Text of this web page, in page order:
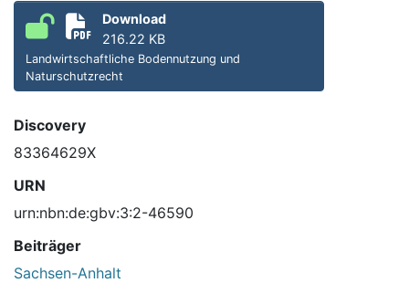
Download
216.22 KB
Landwirtschaftliche Bodennutzung und
Naturschutzrecht
Discovery
83364629X
URN
urn:nbn:de:gbv:3:2-46590
Beiträger
Sachsen-Anhalt